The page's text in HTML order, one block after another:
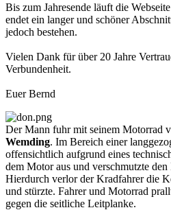
Bis zum Jahresende läuft die
endet ein langer und schöner
jedoch bestehen.
Vielen Dank für über 20 Jahre
Verbundenheit.
Euer Bernd
Der Mann fuhr mit seinem Motorrad
Wemding. Im Bereich einer
offensichtlich aufgrund eines
dem Motor aus und verschmutzte
Hierdurch verlor der Kradfahrer die
und stürzte. Fahrer und Motorrad
gegen die seitliche Leitplanke.